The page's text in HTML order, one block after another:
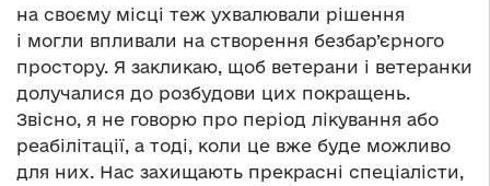
на своєму місці теж ухвалювали рішення
і могли впливали на створення безбар’єрного
простору. Я закликаю, щоб ветерани і ветеранки
долучалися до розбудови цих покращень.
Звісно, я не говорю про період лікування або
реабілітації, а тоді, коли це вже буде можливо
для них. Нас захищають прекрасні спеціалісти,